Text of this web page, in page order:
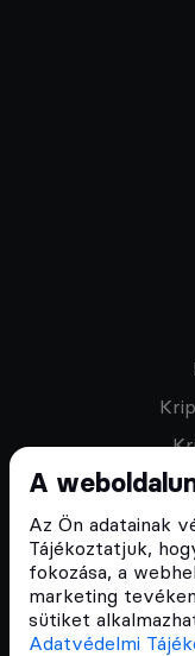
A
Az Ön adatainak
Tájékoztatjuk,
fokozása, a
marketing
sütiket
Adatvédelmi